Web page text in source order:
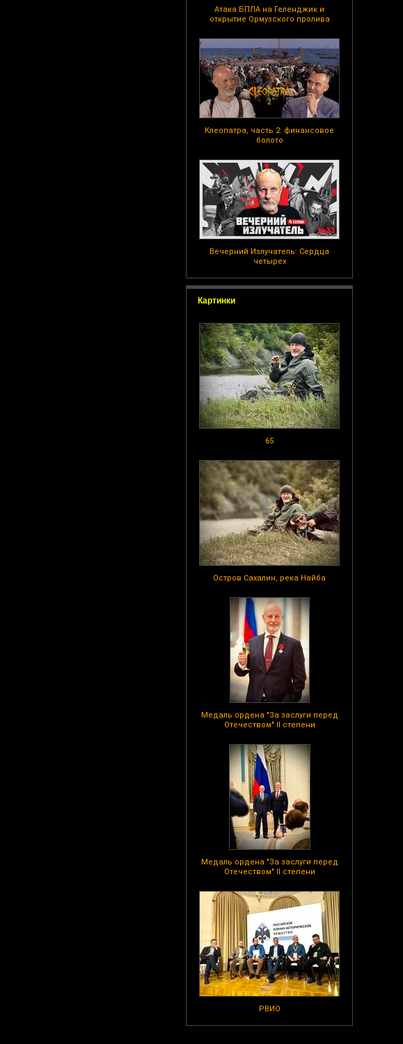
Атака БПЛА на Геленджик и
открытие Ормузского пролива
Клеопатра, часть 2: финансовое
болото
Вечерний Излучатель: Сердца
четырех
Картинки
65
Остров Сахалин, река Найба
Медаль ордена "За заслуги перед
Отечеством" II степени
Медаль ордена "За заслуги перед
Отечеством" II степени
РВИО